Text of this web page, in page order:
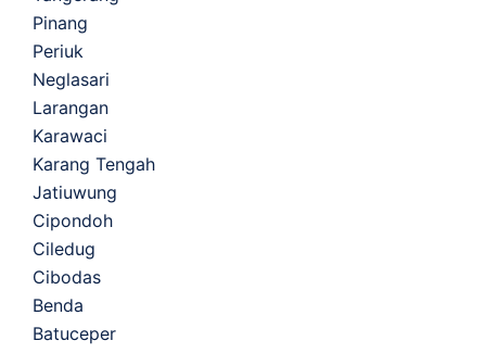
Pinang
Periuk
Neglasari
Larangan
Karawaci
Karang Tengah
Jatiuwung
Cipondoh
Ciledug
Cibodas
Benda
Batuceper